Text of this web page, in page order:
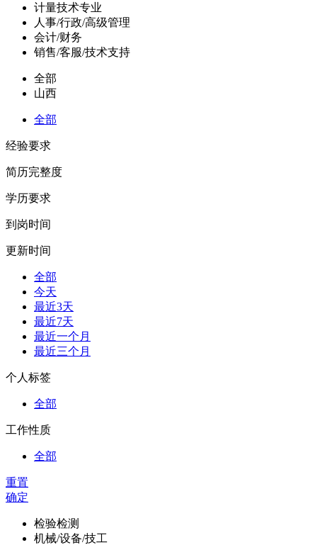
计量技术专业
人事/行政/高级管理
会计/财务
销售/客服/技术支持
全部
山西
全部
经验要求
简历完整度
学历要求
到岗时间
更新时间
全部
今天
最近3天
最近7天
最近一个月
最近三个月
个人标签
全部
工作性质
全部
重置
确定
检验检测
机械/设备/技工